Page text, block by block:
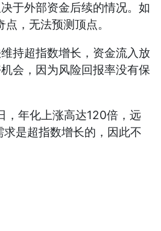
于外部资金后续的情况。如
，无法预测顶点。
持超指数增长，资金流入放
会，因为风险回报率没有保
年化上涨高达120倍，远
是超指数增长的，因此不